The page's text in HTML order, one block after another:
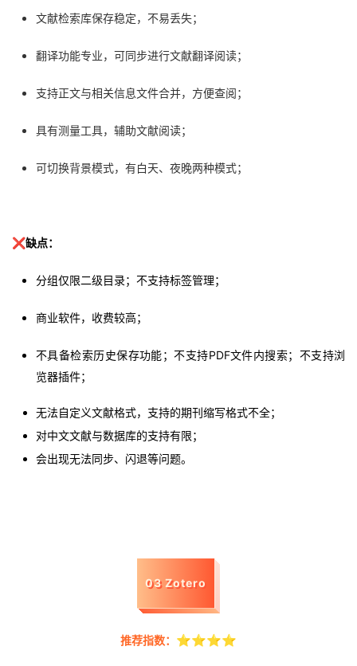
文献检索库保存稳定，不易丢失；
翻译功能专业，可同步进行文献翻译阅读；
支持正文与相关信息文件合并，方便查阅；
具有测量工具，辅助文献阅读；
可切换背景模式，有白天、夜晚两种模式；
❌缺点：
分组仅限二级目录； 不支持标签管理；
商业软件，收费较高；
不具备检索历史保存功能； 不支持PDF文件内搜索；不支持浏
览器插件；
无法自定义文献格式，支持的期刊缩写格式不全；
对中文文献与数据库的支持有限；
会出现无法同步、闪退等问题。
03 Zotero
推荐指数： ⭐⭐⭐⭐